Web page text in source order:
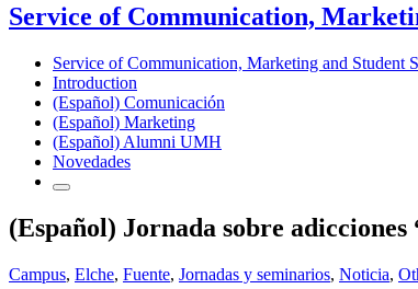
Service of Communication,
Service of Communication, Marketing and Student
Introduction
(Español) Comunicación
(Español) Marketing
(Español) Alumni UMH
Novedades
(Español) Jornada sobre
Campus, Elche, Fuente, Jornadas y seminarios, Noticia,